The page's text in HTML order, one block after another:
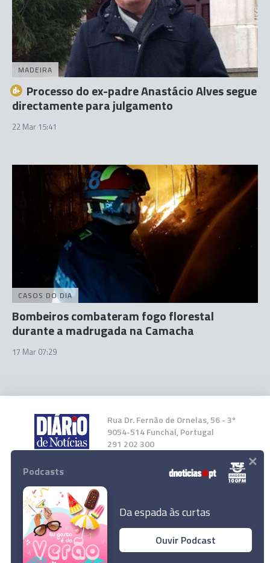
Fogo em paletes mobilizou bombeiros do
MADEIRA
Processo do ex-padre Anastácio Alves segue
directamente para julgamento
22 Mar 15:41
CASOS DO DIA
Bombeiros combateram fogo florestal
durante a madrugada na Camacha
17 Mar 07:29
Rua Dr. Fernão de Ornelas, 56 - 3º
9054-514 Funchal, Portugal
291 202 300
Instale a nossa App
© 2023 Empresa Diário de Notícias, Lda.
Podcasts
Da espada às curtas
Ouvir Podcast
×